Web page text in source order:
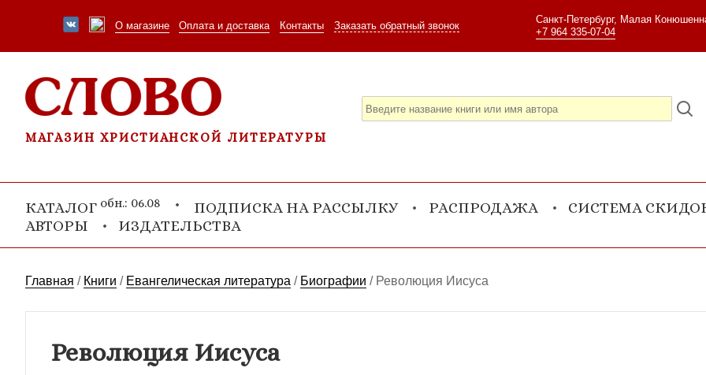
О магазине Оплата и доставка Контакты Заказать обратный звонок
Санкт-Петербург, Малая
+7 964 335-07-04
МАГАЗИН ХРИСТИАНСКОЙ ЛИТЕРАТУРЫ
КАТАЛОГ обн.: 06.08 ПОДПИСКА НА РАССЫЛКУ РАСПРОДАЖА
СИСТЕМА
АВТОРЫ
ИЗДАТЕЛЬСТВА
Главная / Книги / Евангелическая литература / Биографии / Революция Иисуса
Революция Иисуса